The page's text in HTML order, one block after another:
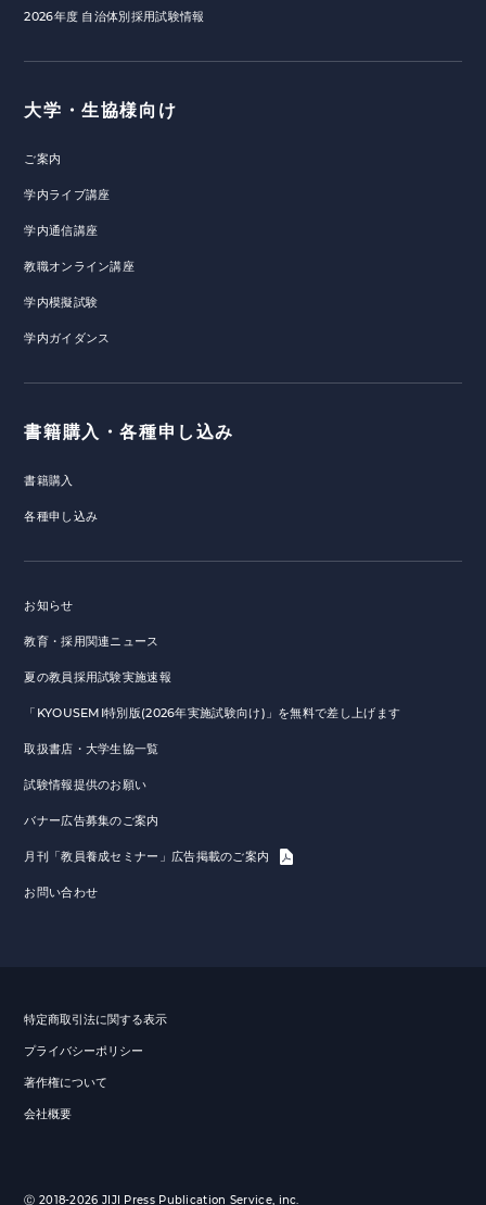
2026年度 自治体別採用試験情報
大学・生協様向け
ご案内
学内ライブ講座
学内通信講座
教職オンライン講座
学内模擬試験
学内ガイダンス
書籍購入・各種申し込み
書籍購入
各種申し込み
お知らせ
教育・採用関連ニュース
夏の教員採用試験実施速報
「KYOUSEMI特別版(2026年実施試験向け)」を無料で差し上げます
取扱書店・大学生協一覧
試験情報提供のお願い
バナー広告募集のご案内
月刊「教員養成セミナー」広告掲載のご案内
お問い合わせ
特定商取引法に関する表示
プライバシーポリシー
著作権について
会社概要
Ⓒ 2018-2026 JIJI Press Publication Service, inc.